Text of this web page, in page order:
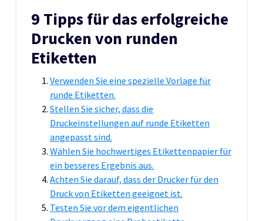
9 Tipps für das erfolgreiche
Drucken von runden
Etiketten
Verwenden Sie eine spezielle Vorlage für
runde Etiketten.
Stellen Sie sicher, dass die
Druckeinstellungen auf runde Etiketten
angepasst sind.
Wählen Sie hochwertiges Etikettenpapier für
ein besseres Ergebnis aus.
Achten Sie darauf, dass der Drucker für den
Druck von Etiketten geeignet ist.
Testen Sie vor dem eigentlichen